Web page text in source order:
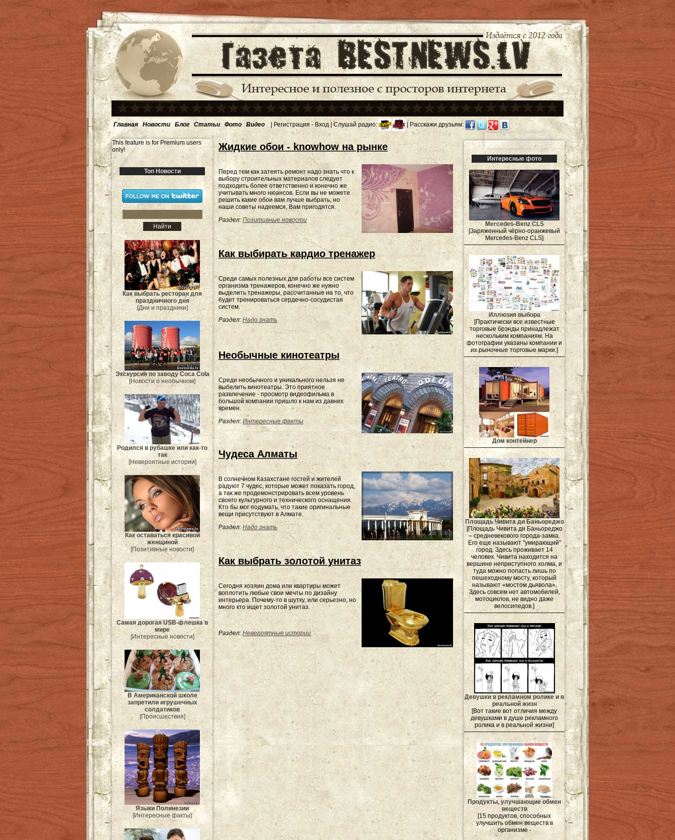
Главная Новости Блог Статьи Фото Видео | Регистрация - Вход | Слушай радио: | Расскажи друзьям:
This feature is for Premium users
only!
Топ Новости
Как выбрать ресторан для
праздничного дня
[Дни и праздники]
Экскурсия по заводу Coca Cola
[Новости о необычном]
Родился в рубашке или как-то
так
[Невероятные истории]
Как оставаться красивой
женщиной
[Позитивные новости]
Самая дорогая USB-флешка в
мире
[Интересные новости]
В Американской школе
запретили игрушечных
солдатиков
[Происшествия]
Языки Полинезии
[Интересные факты]
Жидкие обои - knowhow на рынке
Перед тем как затеять ремонт надо знать что к
выбору строительных материалов следует
подходить более ответственно и конечно же
учитывать много нюансов. Если вы не можете
решить какие обои вам лучше выбрать, но
наши советы надеемся, Вам пригодятся.
Раздел: Позитивные новости
Как выбирать кардио тренажер
Среди самых полезных для работы все систем
организма тренажеров, конечно же нужно
выделить тренажеры, рассчитанные на то, что
будет тренироваться сердечно-сосудистая
систем.
Раздел: Надо знать
Необычные кинотеатры
Среди необычного и уникального нельзя не
выбелить кинотеатры. Это приятное
развлечение - просмотр видеофильма в
большой компании пришло к нам из давних
времен.
Раздел: Интересные факты
Чудеса Алматы
В солнечном Казахстане гостей и жителей
радуют 7 чудес, которые может показать город,
а так же продемонстрировать всем уровень
своего культурного и технического оснащения.
Кто бы мог подумать, что такие оригинальные
вещи присутствуют в Алмате.
Раздел: Надо знать
Как выбрать золотой унитаз
Сегодня хозяин дома или квартиры может
воплотить любые свои мечты по дизайну
интерьера. Почему-то в шутку, или серьезно, но
много кто ищет золотой унитаз.
Раздел: Невероятные истории
Интересные фото
Mercedes-Benz CLS
[Заряженный чёрно-оранжевый
Mercedes-Benz CLS]
Иллюзия выбора
[Практически все известные
торговые брэнды принадлежат
нескольким компаниям. На
фотографии указаны компании и
их рыночные торговые марки.]
Дом контейнер
Площадь Чивита ди Баньореджо
[Площадь Чивита ди Баньореджо
– средневекового города-замка.
Его еще называют "умирающий"
город. Здесь проживает 14
человек. Чивита находится на
вершине неприступного холма, и
туда можно попасть лишь по
пешеходному мосту, который
называют «мостом дьявола».
Здесь совсем нет автомобилей,
мотоциклов, не видно даже
велосипедов.]
Девушки в рекламном ролике и в
реальной жизн
[Вот такие вот отличия между
девушками в душе рекламного
ролика и в реальной жизни]
Продукты, улучшающие обмен
веществ
[15 продуктов, способных
улучшить обмен веществ в
организме -